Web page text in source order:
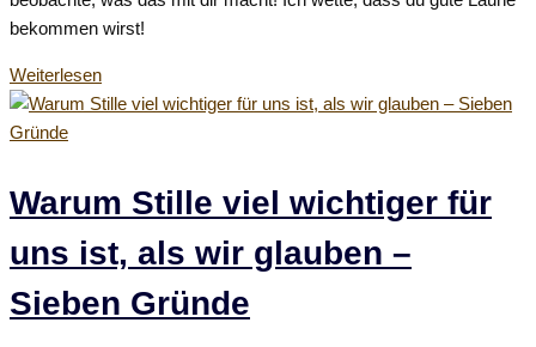
am:
bekommen wirst!
WeiterlesenLachyoga
–
Laune
und
hilft
gegen
Stress
Warum Stille viel wichtiger für
uns ist, als wir glauben –
Sieben Gründe